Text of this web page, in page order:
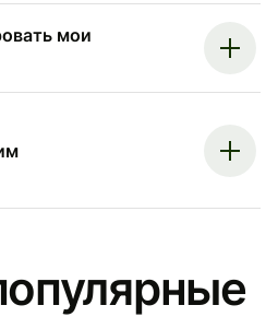
мои